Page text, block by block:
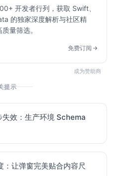
开发者行列，获取 Swift、
的独家深度解析与社区精
量筛选。
免费订阅
成为赞助商
提示
效：生产环境 Schema
让弹窗完美贴合内容尺